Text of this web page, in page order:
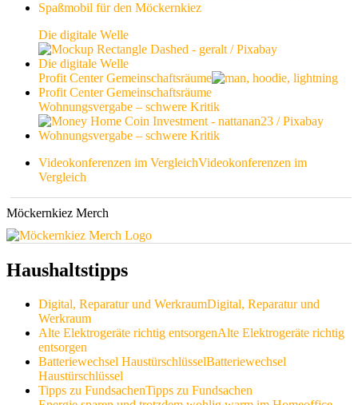
Spaßmobil für den Möckernkiez
Die digitale Welle
Die digitale Welle
Profit Center Gemeinschaftsräume
Profit Center Gemeinschaftsräume
Wohnungsvergabe – schwere Kritik
Wohnungsvergabe – schwere Kritik
Videokonferenzen im VergleichVideokonferenzen im
Vergleich
Möckernkiez Merch
Haushaltstipps
Digital, Reparatur und WerkraumDigital, Reparatur und
Werkraum
Alte Elektrogeräte richtig entsorgenAlte Elektrogeräte richtig
entsorgen
Batteriewechsel HaustürschlüsselBatteriewechsel
Haustürschlüssel
Tipps zu FundsachenTipps zu Fundsachen